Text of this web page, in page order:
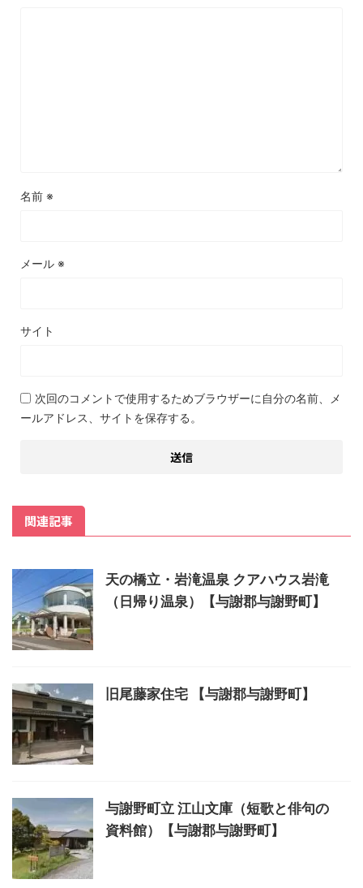
名前 ※
メール ※
サイト
次回のコメントで使用するためブラウザーに自分の名前、メ
ールアドレス、サイトを保存する。
関連記事
天の橋立・岩滝温泉 クアハウス岩滝
（日帰り温泉）【与謝郡与謝野町】
旧尾藤家住宅 【与謝郡与謝野町】
与謝野町立 江山文庫（短歌と俳句の
資料館）【与謝郡与謝野町】